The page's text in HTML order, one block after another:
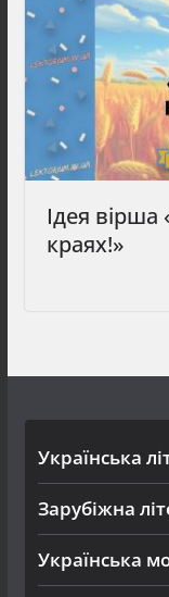
Ідея
краях!»
Українська
Зарубіжна
Українська